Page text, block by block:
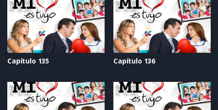
Capítulo 135 Capítulo 136